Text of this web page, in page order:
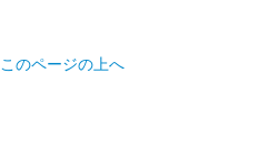
このページの上へ